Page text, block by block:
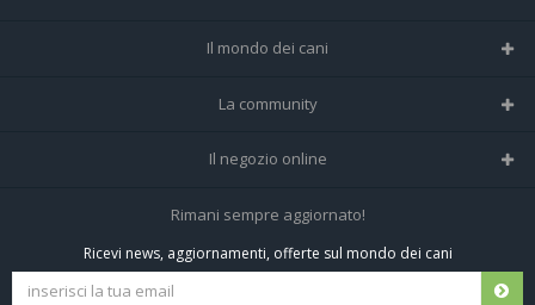
Il mondo dei cani
Tutte le razze
La community
Home
Tutti i cani iscritti
Il negozio online
Negozio per cani
Spedizioni e resi
Rimani sempre aggiornato!
Ricevi news, aggiornamenti, offerte sul mondo dei cani